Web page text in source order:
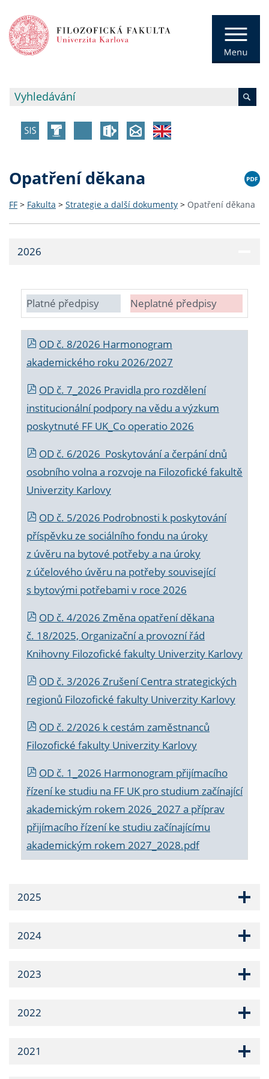
Opatření děkana
FF > Fakulta > Strategie a další dokumenty > Opatření děkana
2026
Platné předpisy Neplatné předpisy
OD č. 8/2026 Harmonogram
akademického roku 2026/2027
OD č. 7_2026 Pravidla pro rozdělení
institucionální podpory na vědu a výzkum
poskytnuté FF UK_Co operatio 2026
OD č. 6/2026 Poskytování a čerpání dnů
osobního volna a rozvoje na Filozofické fakultě
Univerzity Karlovy
OD č. 5/2026 Podrobnosti k poskytování
příspěvku ze sociálního fondu na úroky
z úvěru na bytové potřeby a na úroky
z účelového úvěru na potřeby související
s bytovými potřebami v roce 2026
OD č. 4/2026 Změna opatření děkana
č. 18/2025, Organizační a provozní řád
Knihovny Filozofické fakulty Univerzity Karlovy
OD č. 3/2026 Zrušení Centra strategických
regionů Filozofické fakulty Univerzity Karlovy
OD č. 2/2026 k cestám zaměstnanců
Filozofické fakulty Univerzity Karlovy
OD č. 1_2026 Harmonogram přijímacího
řízení ke studiu na FF UK pro studium začínající
akademickým rokem 2026_2027 a příprav
přijímacího řízení ke studiu začínajícímu
akademickým rokem 2027_2028.pdf
2025
2024
2023
2022
2021